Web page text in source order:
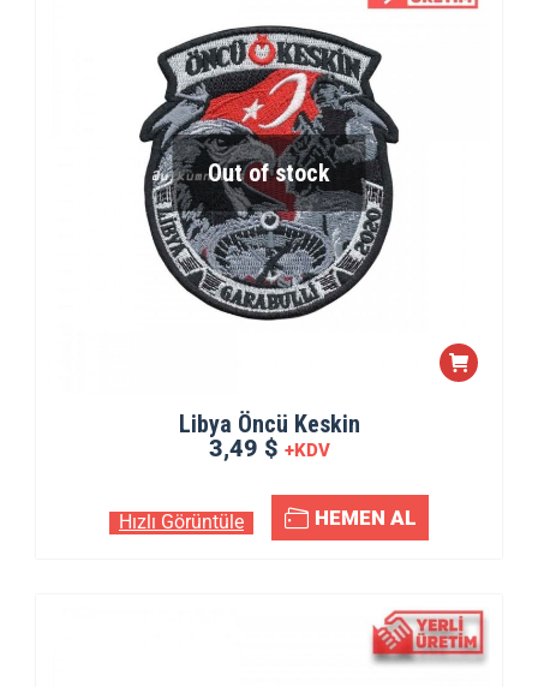
Out of stock
Libya Öncü Keskin
3,49 $ +KDV
Hızlı Görüntüle HEMEN AL